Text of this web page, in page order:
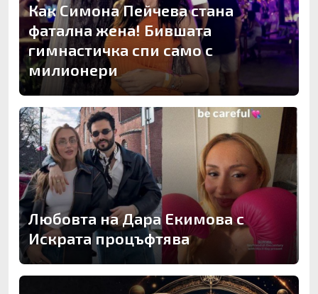
Как Симона Пейчева стана
фатална жена! Бившата
гимнастичка спи само с
милионери
Любовта на Дара Екимова с
Искрата процъфтява